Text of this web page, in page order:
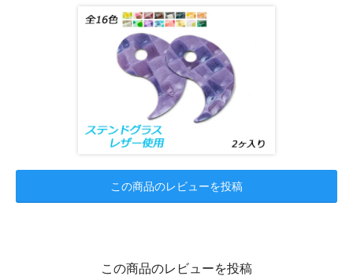
この商品のレビューを投稿
この商品のレビューを投稿